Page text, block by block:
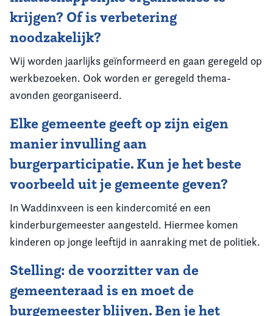
krijgen? Of is verbetering
noodzakelijk?
Wij worden jaarlijks geïnformeerd en gaan geregeld op
werkbezoeken. Ook worden er geregeld thema-
avonden georganiseerd.
Elke gemeente geeft op zijn eigen
manier invulling aan
burgerparticipatie. Kun je het beste
voorbeeld uit je gemeente geven?
In Waddinxveen is een kindercomité en een
kinderburgemeester aangesteld. Hiermee komen
kinderen op jonge leeftijd in aanraking met de politiek.
Stelling: de voorzitter van de
gemeenteraad is en moet de
burgemeester blijven. Ben je het